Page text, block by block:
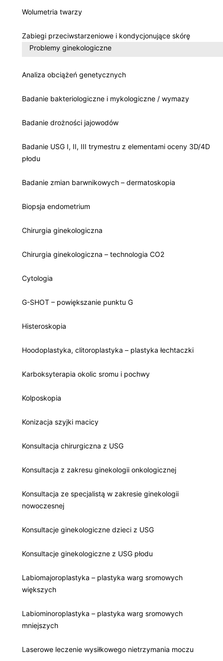
Wolumetria twarzy
Zabiegi przeciwstarzeniowe i kondycjonujące skórę
Problemy ginekologiczne
Analiza obciążeń genetycznych
Badanie bakteriologiczne i mykologiczne / wymazy
Badanie drożności jajowodów
Badanie USG I, II, III trymestru z elementami oceny 3D/4D
płodu
Badanie zmian barwnikowych – dermatoskopia
Biopsja endometrium
Chirurgia ginekologiczna
Chirurgia ginekologiczna – technologia CO2
Cytologia
G-SHOT – powiększanie punktu G
Histeroskopia
Hoodoplastyka, clitoroplastyka – plastyka łechtaczki
Karboksyterapia okolic sromu i pochwy
Kolposkopia
Konizacja szyjki macicy
Konsultacja chirurgiczna z USG
Konsultacja z zakresu ginekologii onkologicznej
Konsultacja ze specjalistą w zakresie ginekologii
nowoczesnej
Konsultacje ginekologiczne dzieci z USG
Konsultacje ginekologiczne z USG płodu
Labiomajoroplastyka – plastyka warg sromowych
większych
Labiominoroplastyka – plastyka warg sromowych
mniejszych
Laserowe leczenie wysiłkowego nietrzymania moczu